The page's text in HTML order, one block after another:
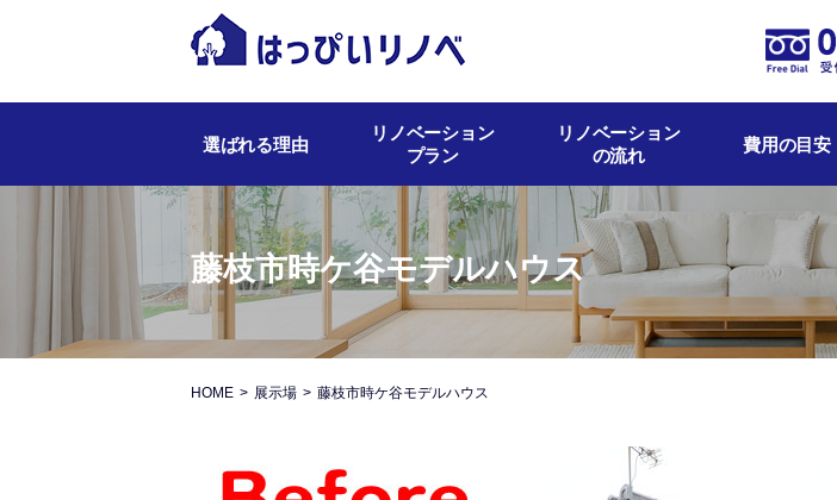
選ばれる理由
リノベーション
プラン
リノベーション
の流れ
費用の目安
藤枝市時ケ谷モデルハウス
HOME 展示場 藤枝市時ケ谷モデルハウス